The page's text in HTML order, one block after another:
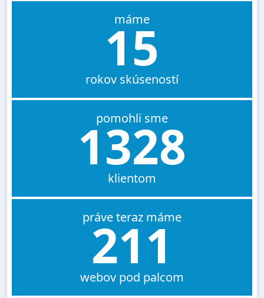
máme
15
rokov skúseností
pomohli sme
1328
klientom
práve teraz máme
211
webov pod palcom